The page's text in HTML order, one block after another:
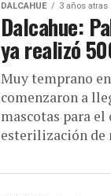
DALCAHUE 3 años atras
Dalcahue:
ya realizó
Muy temprano
comenzaron a
mascotas para
esterilización de